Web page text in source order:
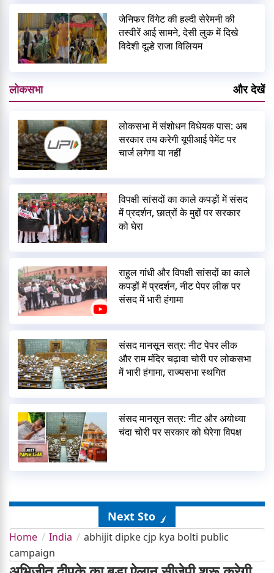
जेनिफर विंगेट की हल्दी सेरेमनी की
तस्वीरें आई सामने, देसी लुक में दिखे
विदेशी दूल्हे राजा विलियम
लोकसभा और देखें
लोकसभा में संशोधन विधेयक पास: अब
सरकार तय करेगी यूपीआई पेमेंट पर
चार्ज लगेगा या नहीं
विपक्षी सांसदों का काले कपड़ों में संसद
में प्रदर्शन, छात्रों के मुद्दों पर सरकार
को घेरा
राहुल गांधी और विपक्षी सांसदों का काले
कपड़ों में प्रदर्शन, नीट पेपर लीक पर
संसद में भारी हंगामा
संसद मानसून सत्र: नीट पेपर लीक
और राम मंदिर चढ़ावा चोरी पर लोकसभा
में भारी हंगामा, राज्यसभा स्थगित
संसद मानसून सत्र: नीट और अयोध्या
चंदा चोरी पर सरकार को घेरेगा विपक्ष
Next Story
Home India
abhijit dipke cjp kya bolti public
campaign